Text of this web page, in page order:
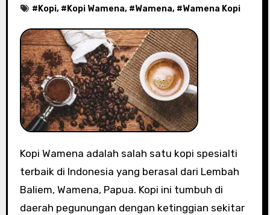
#Kopi, #Kopi Wamena, #Wamena, #Wamena Kopi
Kopi Wamena adalah salah satu kopi spesialti
terbaik di Indonesia yang berasal dari Lembah
Baliem, Wamena, Papua. Kopi ini tumbuh di
daerah pegunungan dengan ketinggian sekitar